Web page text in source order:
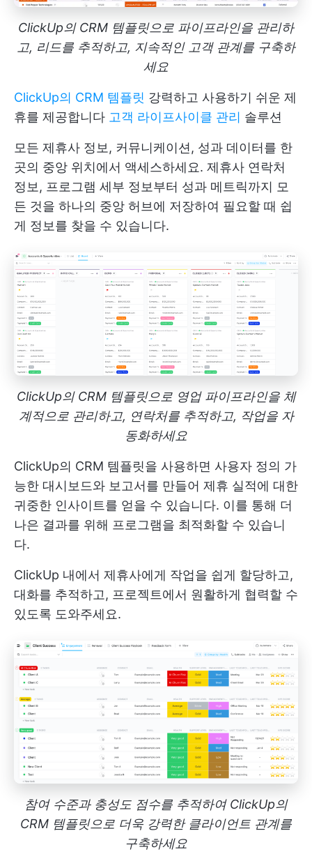
ClickUp의 CRM 템플릿으로 파이프라인을 관리하
고, 리드를 추적하고, 지속적인 고객 관계를 구축하
세요
ClickUp의 CRM 템플릿 강력하고 사용하기 쉬운 제
휴를 제공합니다 고객 라이프사이클 관리 솔루션
모든 제휴사 정보, 커뮤니케이션, 성과 데이터를 한
곳의 중앙 위치에서 액세스하세요. 제휴사 연락처
정보, 프로그램 세부 정보부터 성과 메트릭까지 모
든 것을 하나의 중앙 허브에 저장하여 필요할 때 쉽
게 정보를 찾을 수 있습니다.
ClickUp의 CRM 템플릿으로 영업 파이프라인을 체
계적으로 관리하고, 연락처를 추적하고, 작업을 자
동화하세요
ClickUp의 CRM 템플릿을 사용하면 사용자 정의 가
능한 대시보드와 보고서를 만들어 제휴 실적에 대한
귀중한 인사이트를 얻을 수 있습니다. 이를 통해 더
나은 결과를 위해 프로그램을 최적화할 수 있습니
다.
ClickUp 내에서 제휴사에게 작업을 쉽게 할당하고,
대화를 추적하고, 프로젝트에서 원활하게 협력할 수
있도록 도와주세요.
참여 수준과 충성도 점수를 추적하여 ClickUp의
CRM 템플릿으로 더욱 강력한 클라이언트 관계를
구축하세요